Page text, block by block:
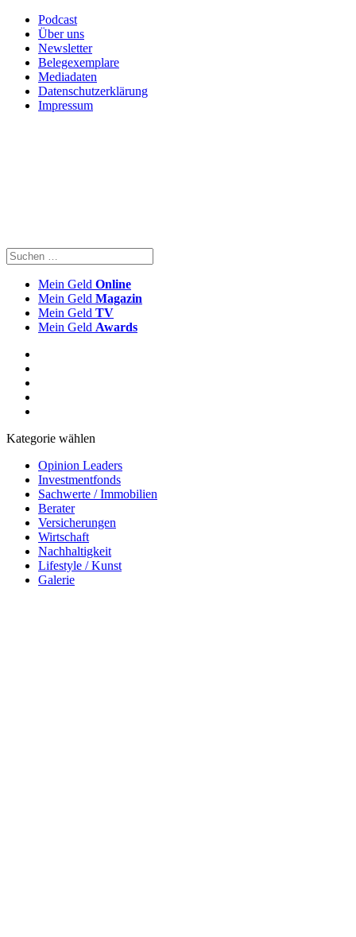
Podcast
Über uns
Newsletter
Belegexemplare
Mediadaten
Datenschutzerklärung
Impressum
Mein Geld Online
Mein Geld Magazin
Mein Geld TV
Mein Geld Awards
Kategorie wählen
Opinion Leaders
Investmentfonds
Sachwerte / Immobilien
Berater
Versicherungen
Wirtschaft
Nachhaltigkeit
Lifestyle / Kunst
Galerie